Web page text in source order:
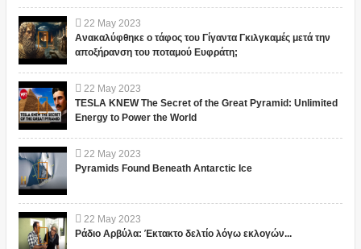
22 May 2023
Ανακαλύφθηκε ο τάφος του Γίγαντα Γκιλγκαμές μετά την
αποξήρανση του ποταμού Ευφράτη;
22 May 2023
TESLA KNEW The Secret of the Great Pyramid: Unlimited
Energy to Power the World
22 May 2023
Pyramids Found Beneath Antarctic Ice
22 May 2023
Ράδιο Αρβύλα: Έκτακτο δελτίο λόγω εκλογών...